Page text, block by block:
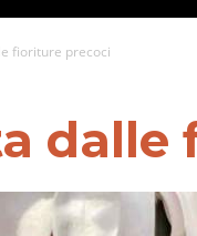
fioriture precoci
dalle